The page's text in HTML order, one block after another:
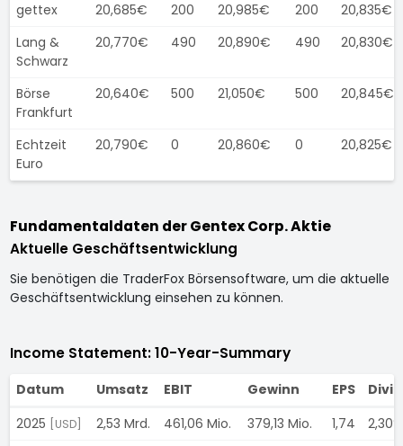
gettex 20,685€ 200 20,985€ 200
20,835€
Lang &
Schwarz
20,770€ 490 20,890€ 490 20,830€
Börse
Frankfurt
20,640€ 500 21,050€ 500 20,845€
Echtzeit
Euro
20,790€ 0 20,860€ 0 20,825€
Fundamentaldaten der Gentex Corp. Aktie
Aktuelle Geschäftsentwicklung
Sie benötigen die TraderFox Börsensoftware, um die aktuelle
Geschäftsentwicklung einsehen zu können.
Income Statement: 10-Year-Summary
Datum Umsatz EBIT Gewinn EPS
2025
[USD] 2,53 Mrd. 461,06 Mio. 379,13 Mio. 1,74
2,30%